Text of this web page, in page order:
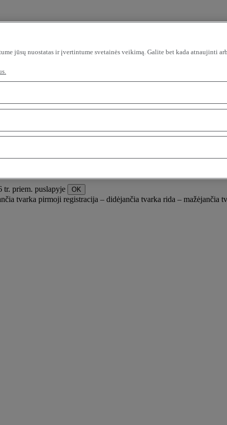
tr. priem. puslapyje OK
tvarka pirmoji registracija – didėjančia tvarka rida – mažėjančia
jūsų nuostatas ir įvertintume svetainės veikimą. Galite bet kada atnaujinti